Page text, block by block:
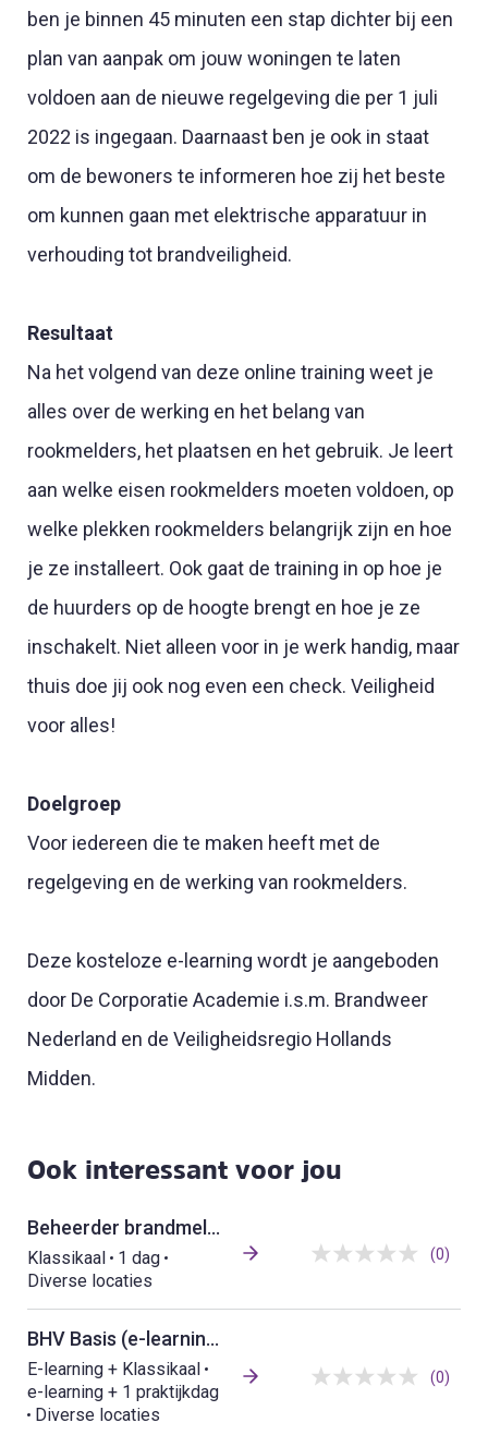
ben je binnen 45 minuten een stap dichter bij een
plan van aanpak om jouw woningen te laten
voldoen aan de nieuwe regelgeving die per 1 juli
2022 is ingegaan. Daarnaast ben je ook in staat
om de bewoners te informeren hoe zij het beste
om kunnen gaan met elektrische apparatuur in
verhouding tot brandveiligheid.
Resultaat
Na het volgend van deze online training weet je
alles over de werking en het belang van
rookmelders, het plaatsen en het gebruik. Je leert
aan welke eisen rookmelders moeten voldoen, op
welke plekken rookmelders belangrijk zijn en hoe
je ze installeert. Ook gaat de training in op hoe je
de huurders op de hoogte brengt en hoe je ze
inschakelt. Niet alleen voor in je werk handig, maar
thuis doe jij ook nog even een check. Veiligheid
voor alles!
Doelgroep
Voor iedereen die te maken heeft met de
regelgeving en de werking van rookmelders.
Deze kosteloze e-learning wordt je aangeboden
door De Corporatie Academie i.s.m. Brandweer
Nederland en de Veiligheidsregio Hollands
Midden.
Ook interessant voor jou
Beheerder brandmeldinstallaties
Klassikaal
1 dag
Diverse locaties
(0)
BHV Basis (e-learning + praktijkdag)
E-learning + Klassikaal
e-learning + 1 praktijkdag
Diverse locaties
(0)